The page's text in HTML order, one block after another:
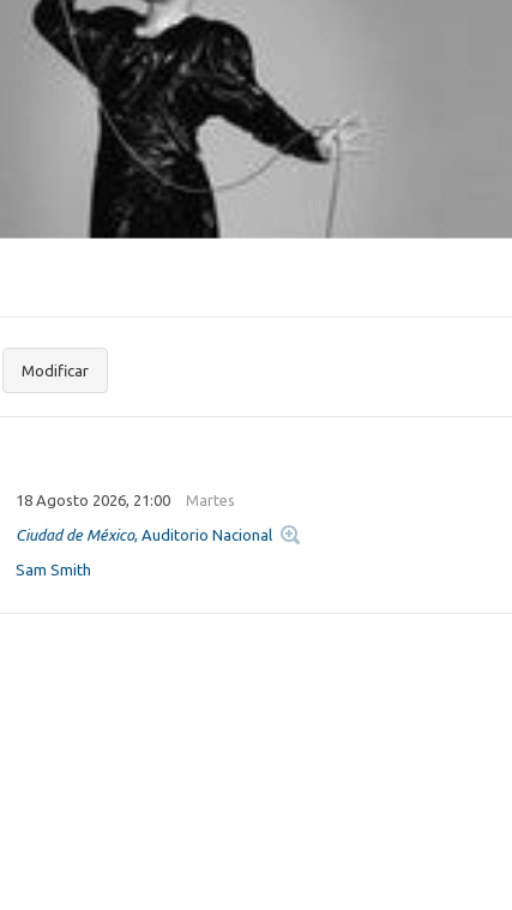
Modificar
18 Agosto 2026, 21:00 Martes
Ciudad de México, Auditorio Nacional
Sam Smith